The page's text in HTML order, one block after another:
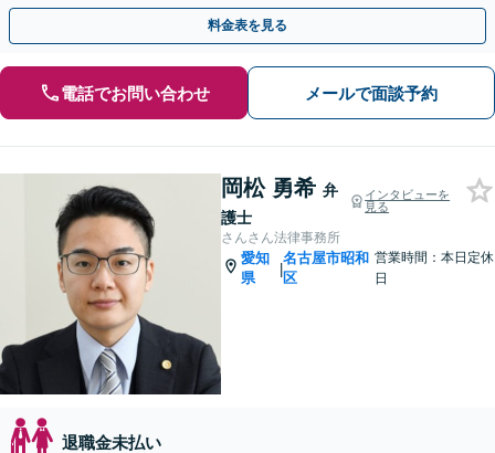
い。【土日・電話相談対応可】
料金表を見る
電話でお問い合わせ メールで面談予約
岡松 勇希 弁
護士
インタビューを
見る
さんさん法律事務所
愛知
県
|
名古屋市昭和
区
営業時間：本日定休
日
退職金未払い